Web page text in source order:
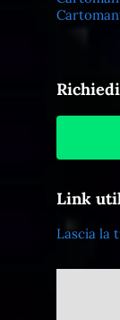
Link
Lascia la